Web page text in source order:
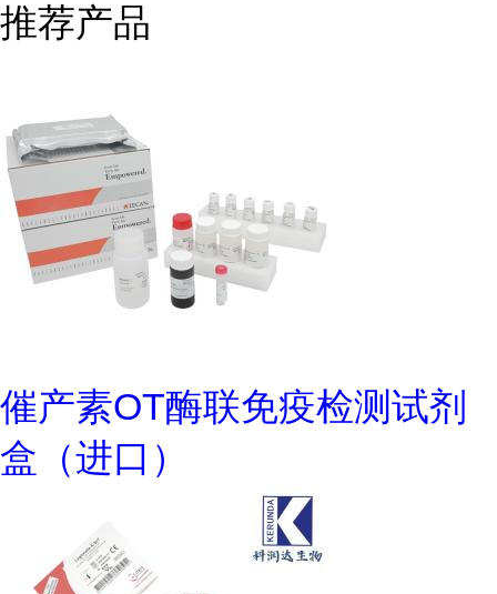
推荐产品
催产素OT酶联免疫检测试剂
盒（进口）